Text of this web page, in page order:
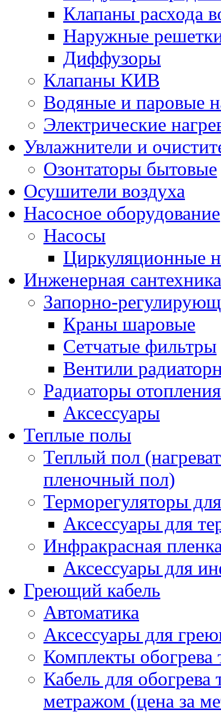
Клапаны расхода
Наружные
Диффузоры
Клапаны КИВ
Водяные и паровые
Электрические
Увлажнители и
Озонтаторы бытовые
Осушители воздуха
Насосное оборудование
Насосы
Циркуляционные
Инженерная сантехника
Запорно-
Краны шаровые
Сетчатые фильтры
Вентили
Радиаторы отопления
Аксессуары
Теплые полы
Теплый пол
пленочный пол)
Терморегуляторы
Аксессуары для
Инфракрасная
Аксессуары для
Греющий кабель
Автоматика
Аксессуары для
Комплекты обогрева
Кабель для обогрева
метражом (цена за